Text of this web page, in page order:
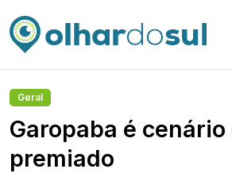
Geral
Garopaba é
premiado